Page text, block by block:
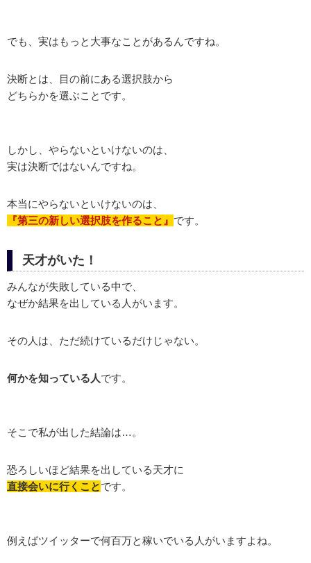
でも、実はもっと大事なことがあるんですね。
決断とは、目の前にある選択肢から
どちらかを選ぶことです。
しかし、やらないといけないのは、
実は決断ではないんですね。
本当にやらないといけないのは、
『第三の新しい選択肢を作ること』 です。
天才がいた！
みんなが失敗している中で、
なぜか結果を出している人がいます。
その人は、ただ続けているだけじゃない。
何かを知っている人です。
そこで私が出した結論は…。
恐ろしいほど結果を出している天才に
直接会いに行くことです。
例えばツイッターで何百万と稼いでいる人がいますよね。